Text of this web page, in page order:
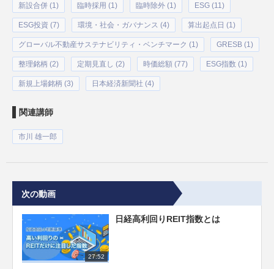
新設合併 (1) 臨時採用 (1) 臨時除外 (1) ESG (11)
ESG投資 (7) 環境・社会・ガバナンス (4) 算出起点日 (1)
グローバル不動産サステナビリティ・ベンチマーク (1) GRESB (1)
整理銘柄 (2) 定期見直し (2) 時価総額 (77) ESG指数 (1)
新規上場銘柄 (3) 日本経済新聞社 (4)
関連講師
市川 雄一郎
次の動画
27:52
日経高利回りREIT指数とは